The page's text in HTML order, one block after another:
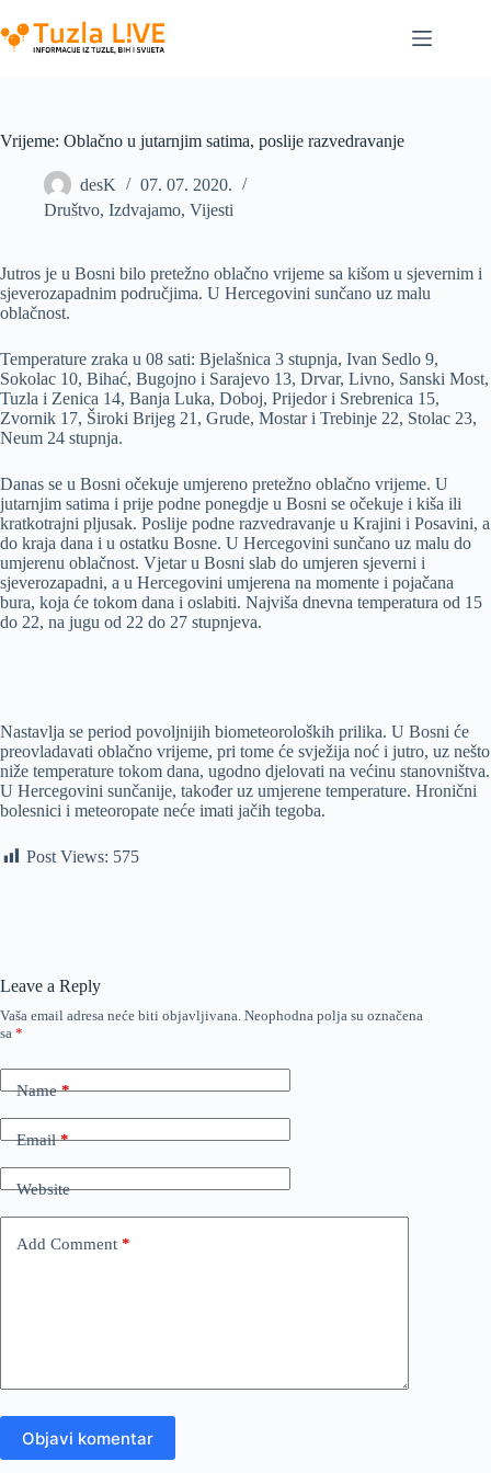
to
content
Vrijeme: Oblačno u jutarnjim satima, poslije razvedravanje
desK
07. 07. 2020.
Društvo, Izdvajamo, Vijesti
Jutros je u Bosni bilo pretežno oblačno vrijeme sa kišom u sjevernim i
sjeverozapadnim područjima. U Hercegovini sunčano uz malu
oblačnost.
Temperature zraka u 08 sati: Bjelašnica 3 stupnja, Ivan Sedlo 9,
Sokolac 10, Bihać, Bugojno i Sarajevo 13, Drvar, Livno, Sanski Most,
Tuzla i Zenica 14, Banja Luka, Doboj, Prijedor i Srebrenica 15,
Zvornik 17, Široki Brijeg 21, Grude, Mostar i Trebinje 22, Stolac 23,
Neum 24 stupnja.
Danas se u Bosni očekuje umjereno pretežno oblačno vrijeme. U
jutarnjim satima i prije podne ponegdje u Bosni se očekuje i kiša ili
kratkotrajni pljusak. Poslije podne razvedravanje u Krajini i Posavini, a
do kraja dana i u ostatku Bosne. U Hercegovini sunčano uz malu do
umjerenu oblačnost. Vjetar u Bosni slab do umjeren sjeverni i
sjeverozapadni, a u Hercegovini umjerena na momente i pojačana
bura, koja će tokom dana i oslabiti. Najviša dnevna temperatura od 15
do 22, na jugu od 22 do 27 stupnjeva.
Nastavlja se period povoljnijih biometeoroloških prilika. U Bosni će
preovladavati oblačno vrijeme, pri tome će svježija noć i jutro, uz nešto
niže temperature tokom dana, ugodno djelovati na većinu stanovništva.
U Hercegovini sunčanije, također uz umjerene temperature. Hronični
bolesnici i meteoropate neće imati jačih tegoba.
Post Views: 575
Leave a Reply
Vaša email adresa neće biti objavljivana. Neophodna polja su označena
sa *
Name*
Email*
Website
Add Comment *
Objavi komentar